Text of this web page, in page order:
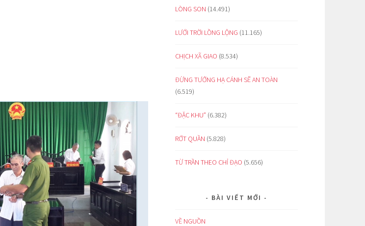
LÒNG SON (14.491)
LƯỚI TRỜI LỒNG LỘNG (11.165)
CHỊCH XÃ GIAO (8.534)
ĐỪNG TƯỞNG HẠ CÁNH SẼ AN TOÀN
(6.519)
“ĐẶC KHU” (6.382)
RỚT QUẦN (5.828)
TỪ TRẦN THEO CHỈ ĐẠO (5.656)
BÀI VIẾT MỚI
VỀ NGUỒN